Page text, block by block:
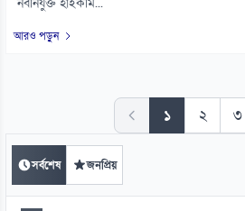
নবনিযুক্ত হাইকমি...
আরও পড়ুন
১ ২ ৩
সর্বশেষ জনপ্রিয়